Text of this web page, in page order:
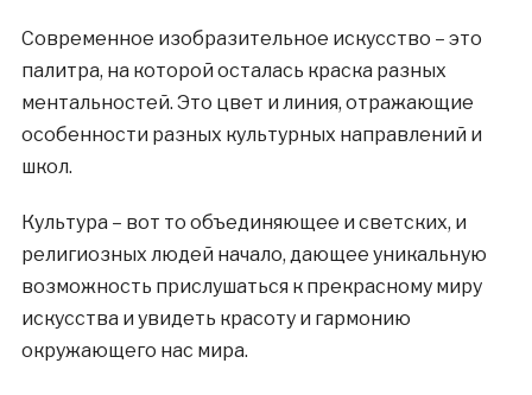
Современное изобразительное искусство – это
палитра, на которой осталась краска разных
ментальностей. Это цвет и линия, отражающие
особенности разных культурных направлений и
школ.
Культура – вот то объединяющее и светских, и
религиозных людей начало, дающее уникальную
возможность прислушаться к прекрасному миру
искусства и увидеть красоту и гармонию
окружающего нас мира.